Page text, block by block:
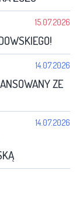
15.07.2026
14.07.2026
ZE
14.07.2026